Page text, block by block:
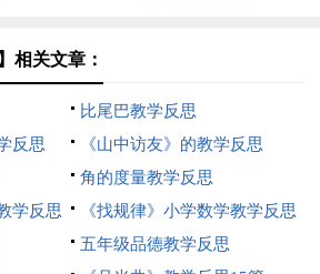
相关文章：
比尾巴教学反思
反思
《山中访友》的教学反思
角的度量教学反思
学反思
《找规律》小学数学教学反思
五年级品德教学反思